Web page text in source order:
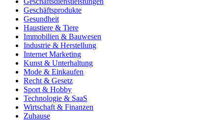
Geschäftsprodukte
Gesundheit
Haustiere & Tiere
Immobilien & Bauwesen
Industrie & Herstellung
Internet Marketing
Kunst & Unterhaltung
Mode & Einkaufen
Recht & Gesetz
Sport & Hobby
Technologie & SaaS
Wirtschaft & Finanzen
Zuhause